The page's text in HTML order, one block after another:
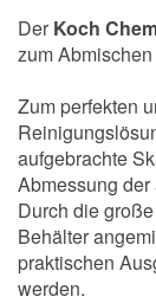
Der Koch
zum
Zum perfekten
aufgebrachte
Abmessung
Durch die
Behälter
praktischen
werden.